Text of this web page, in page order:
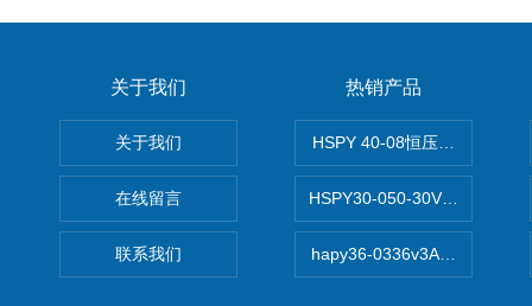
关于我们
关于我们
在线留言
联系我们
热销产品
HSPY 40-08恒压恒流恒功率
HSPY30-050-30V/-05A可调
hapy36-0336v3A高精度小型